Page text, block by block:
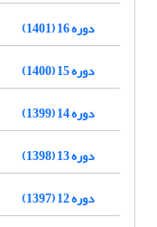
دوره 16 (1401)
دوره 15 (1400)
دوره 14 (1399)
دوره 13 (1398)
دوره 12 (1397)